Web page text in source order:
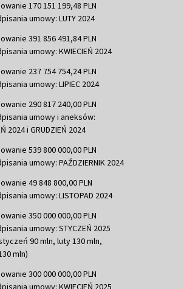
170 151 199,48 PLN
umowy: LUTY 2024
391 856 491,84 PLN
umowy: KWIECIEŃ 2024
237 754 754,24 PLN
umowy: LIPIEC 2024
290 817 240,00 PLN
umowy i aneksów:
2024 i GRUDZIEŃ 2024
539 800 000,00 PLN
umowy: PAŹDZIERNIK 2024
49 848 800,00 PLN
umowy: LISTOPAD 2024
350 000 000,00 PLN
umowy: STYCZEŃ 2025
90 mln, luty 130 mln,
mln)
300 000 000,00 PLN
umowy: KWIECIEŃ 2025